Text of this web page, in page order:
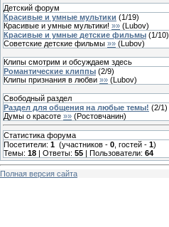
Детский форум
Красивые и умные мультики (1/19)
Красивые и умные мультики! »» (Lubov)
Красивые и умные детские фильмы (1/10)
Советские детские фильмы »» (Lubov)
Клипы смотрим и обсуждаем здесь
Романтические клиппы (2/9)
Клипы признания в любви »» (Lubov)
Свободный раздел
Раздел для общения на любые темы! (2/1)
Думы о красоте »» (Ростовчанин)
Статистика форума
Посетители: 1 (участников - 0 , гостей - 1)
Темы: 18 | Ответы: 55 | Пользователи: 64
Полная версия сайта